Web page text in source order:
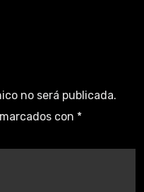
no será publicada.
con *